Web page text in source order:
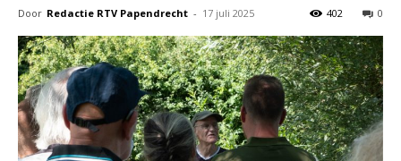
Door Redactie RTV Papendrecht - 17 juli 2025 0
402